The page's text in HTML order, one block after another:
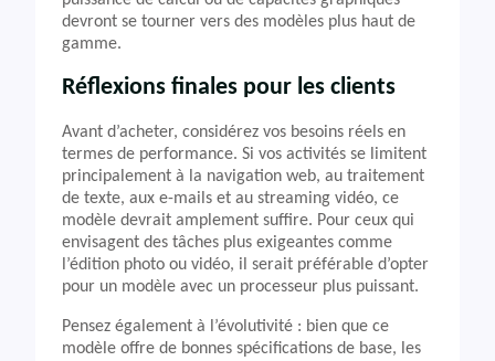
devront se tourner vers des modèles plus haut de
gamme.
Réflexions finales pour les clients
Avant d’acheter, considérez vos besoins réels en
termes de performance. Si vos activités se limitent
principalement à la navigation web, au traitement
de texte, aux e-mails et au streaming vidéo, ce
modèle devrait amplement suffire. Pour ceux qui
envisagent des tâches plus exigeantes comme
l’édition photo ou vidéo, il serait préférable d’opter
pour un modèle avec un processeur plus puissant.
Pensez également à l’évolutivité : bien que ce
modèle offre de bonnes spécifications de base, les